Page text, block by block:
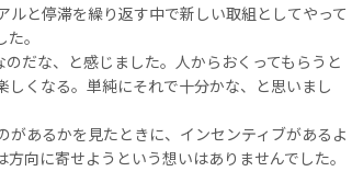
と停滞を繰り返す中で新しい取組としてやって
。
だな、と感じました。人からおくってもらうと
くなる。単純にそれで十分かな、と思いまし
あるかを見たときに、インセンティブがあるよ
向に寄せようという想いはありませんでした。